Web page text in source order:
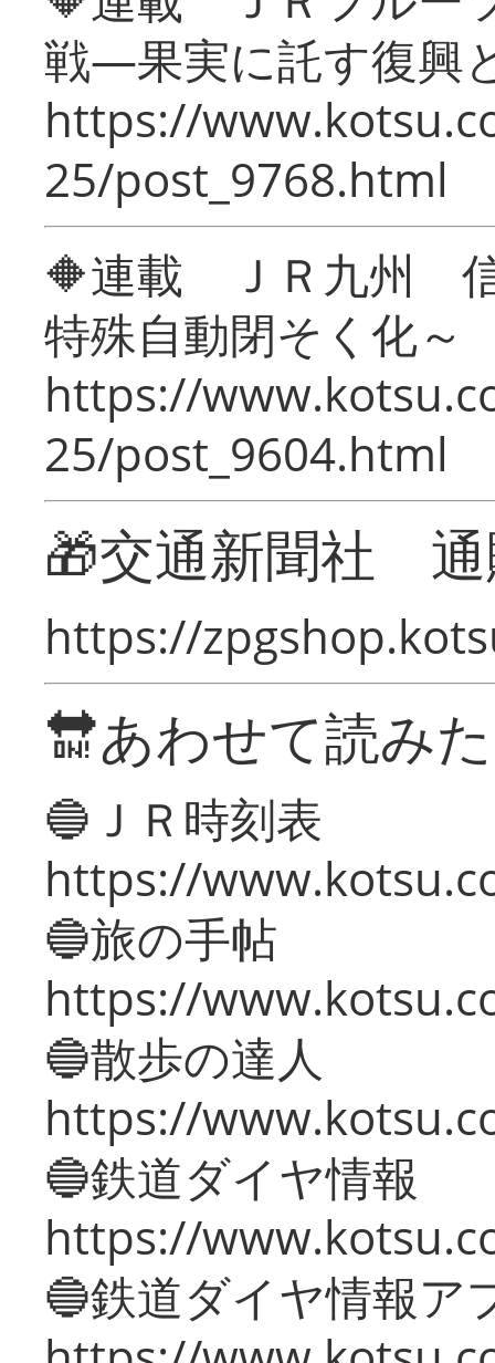
戦―果実に託す復興
https://
25/post_9768.html
🔶連載 ＪＲ九州 信
特殊自動閉そく化～
https://
25/post_9604.html
🎁交通新聞社
https://
🔛あわせて読み
🔵ＪＲ時刻表
https://
🔵旅の手帖
https://
🔵散歩の達人
https://
🔵鉄道ダイヤ情報
https://
🔵鉄道ダイヤ情報ア